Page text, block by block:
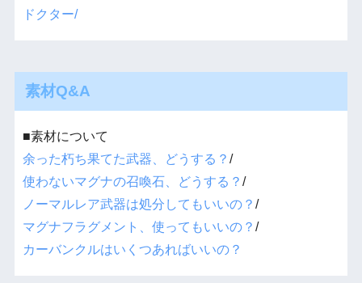
ドクター/
素材Q&A
■素材について
余った朽ち果てた武器、どうする？ /
使わないマグナの召喚石、どうする？ /
ノーマルレア武器は処分してもいいの？ /
マグナフラグメント、使ってもいいの？ /
カーバンクルはいくつあればいいの？